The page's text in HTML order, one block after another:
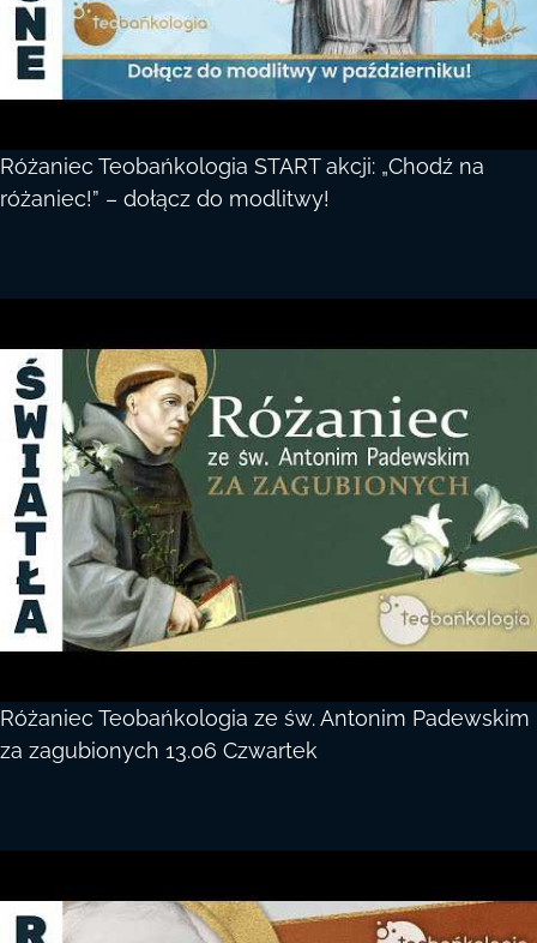
Różaniec Teobańkologia START akcji: „Chodź na
różaniec!” – dołącz do modlitwy!
Różaniec Teobańkologia ze św. Antonim Padewskim
za zagubionych 13.06 Czwartek